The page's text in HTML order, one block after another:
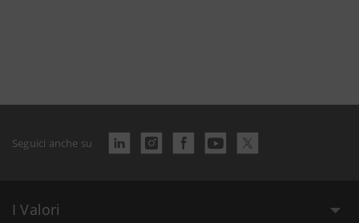
Seguici anche su
I Valori